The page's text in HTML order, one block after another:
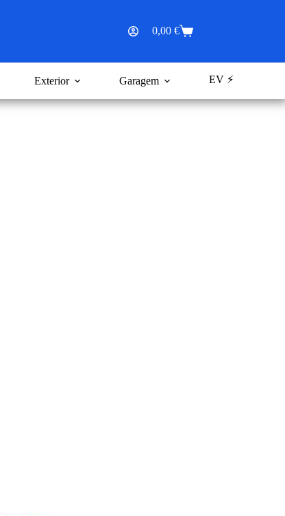
Carrinho
compras
0,00 €
Exterior Garagem EV ⚡